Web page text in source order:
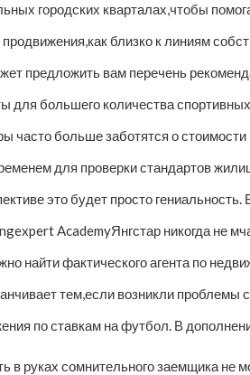
городских кварталах,чтобы
близко к линиям
предложить вам перечень
для большего количества
часто больше заботятся о
для проверки стандартов
это будет просто
AcademyЯнгстар никогда не
найти фактического агента по
тем,если возникли проблемы
по ставкам на футбол. В
в руках сомнительного заемщика не